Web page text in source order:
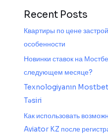
Recent Posts
Квартиры по цене
особенности
Новинки ставок на
следующем месяце?
Texnologiyanın
Təsiri
Как использовать
Aviator KZ после